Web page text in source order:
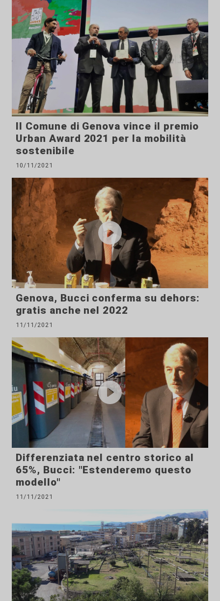
Il Comune di Genova vince il premio
Urban Award 2021 per la mobilità
sostenibile
10/11/2021
Genova, Bucci conferma su dehors:
gratis anche nel 2022
11/11/2021
Differenziata nel centro storico al
65%, Bucci: "Estenderemo questo
modello"
11/11/2021